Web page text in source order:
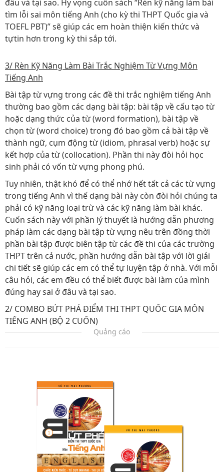
đâu và tại sao. Hy vọng cuốn sách “Rèn kỹ năng làm bài
tìm lỗi sai môn tiếng Anh (cho kỳ thi THPT Quốc gia và
TOEFL PBT)” sẽ giúp các em hoàn thiện kiến thức và
tựtin hơn trong kỳ thi sắp tới.
3/ Rèn Kỹ Năng Làm Bài Trắc Nghiệm Từ Vựng Môn
Tiếng Anh
Bài tập từ vựng trong các đề thi trắc nghiệm tiếng Anh
thường bao gồm các dạng bài tập: bài tập về cấu tạo từ
hoặc dạng thức của từ (word formation), bài tập về
chọn từ (word choice) trong đó bao gồm cả bài tập về
thành ngữ, cụm động từ (idiom, phrasal verb) hoặc sự
kết hợp của từ (collocation). Phần thi này đòi hỏi học
sinh phải có vốn từ vựng phong phú.
Tuy nhiên, thật khó để có thể nhớ hết tất cả các từ vựng
trong tiếng Anh vì thế dạng bài này còn đòi hỏi chúng ta
phải có kỹ năng loại trừ và các kỹ năng làm bài khác.
Cuốn sách này với phần lý thuyết là hướng dẫn phương
pháp làm các dạng bài tập từ vựng nêu trên đồng thời
phần bài tập được biên tập từ các đề thi của các trường
THPT trên cả nước, phần hướng dẫn bài tập với lời giải
chi tiết sẽ giúp các em có thể tự luyện tập ở nhà. Với mỗi
câu hỏi, các em đều có thể biết được bài làm của mình
đúng hay sai ở đâu và tại sao.
2/ COMBO BỨT PHÁ ĐIỂM THI THPT QUỐC GIA MÔN
TIẾNG ANH (BỘ 2 CUỐN)
Quảng cáo